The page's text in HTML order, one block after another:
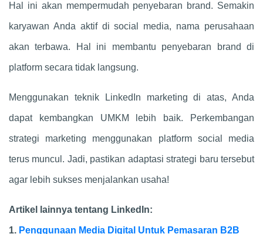
Hal ini akan mempermudah penyebaran brand. Semakin
karyawan Anda aktif di social media, nama perusahaan
akan terbawa. Hal ini membantu penyebaran brand di
platform secara tidak langsung.
Menggunakan teknik LinkedIn marketing di atas, Anda
dapat kembangkan UMKM lebih baik. Perkembangan
strategi marketing menggunakan platform social media
terus muncul. Jadi, pastikan adaptasi strategi baru tersebut
agar lebih sukses menjalankan usaha!
Artikel lainnya tentang LinkedIn:
1. Penggunaan Media Digital Untuk Pemasaran B2B